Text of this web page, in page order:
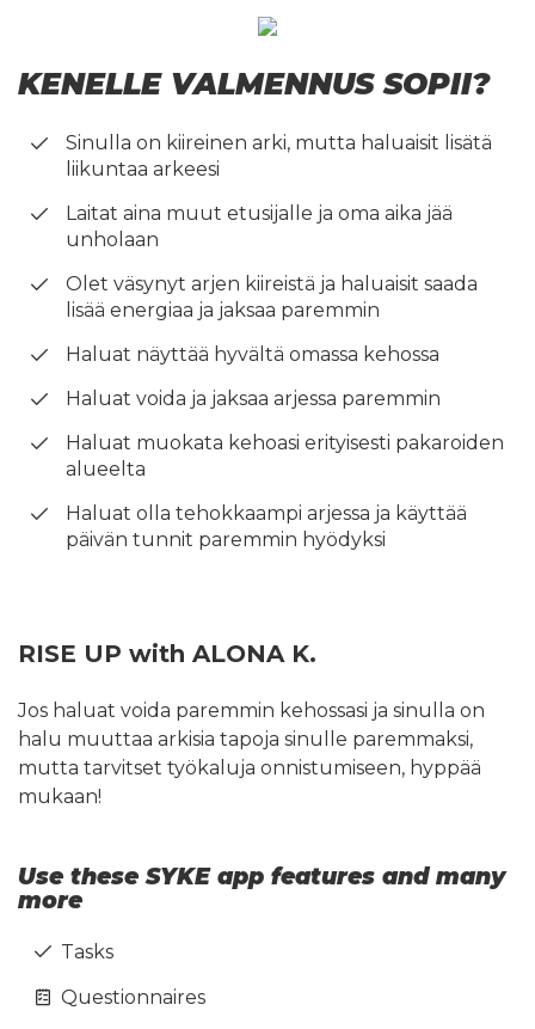
KENELLE VALMENNUS SOPII?
Sinulla on kiireinen arki, mutta haluaisit lisätä
liikuntaa arkeesi
Laitat aina muut etusijalle ja oma aika jää
unholaan
Olet väsynyt arjen kiireistä ja haluaisit saada
lisää energiaa ja jaksaa paremmin
Haluat näyttää hyvältä omassa kehossa
Haluat voida ja jaksaa arjessa paremmin
Haluat muokata kehoasi erityisesti pakaroiden
alueelta
Haluat olla tehokkaampi arjessa ja käyttää
päivän tunnit paremmin hyödyksi
RISE UP with ALONA K.
Jos haluat voida paremmin kehossasi ja sinulla on
halu muuttaa arkisia tapoja sinulle paremmaksi,
mutta tarvitset työkaluja onnistumiseen, hyppää
mukaan!
Use these SYKE app features and many
more
Tasks
Questionnaires